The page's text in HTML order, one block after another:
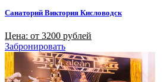
Санаторий Виктория Кисловодск
Цена: от 3200 рублей
Забронировать